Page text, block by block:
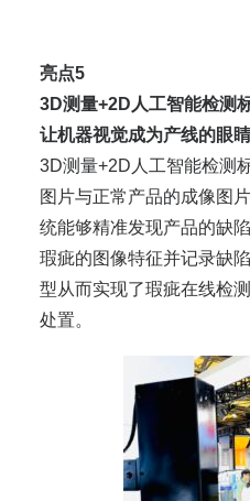
亮点5
3D测量+2D人工智能检测
让机器视觉成为产线的眼
3D测量+2D人工智能检测
图片与正常产品的成像图
统能够精准发现产品的缺
瑕疵的图像特征并记录缺
型从而实现了瑕疵在线检
处置。